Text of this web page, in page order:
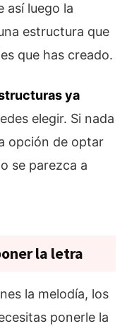
así luego la
estructura que
que has creado.
ya
elegir. Si nada
opción de optar
se parezca a
la letra
la melodía, los
ponerle la